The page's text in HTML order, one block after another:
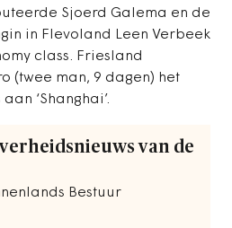
Sjoerd Galema en de
in Flevoland Leen Verbeek
class. Friesland
(twee man, 9 dagen) het
‘Shanghai’.
van de
Bestuur